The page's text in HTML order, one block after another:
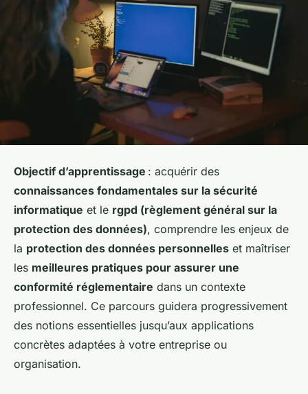
Objectif d’apprentissage : acquérir des
connaissances fondamentales sur la sécurité
informatique et le rgpd (règlement général sur la
protection des données), comprendre les enjeux de
la protection des données personnelles et maîtriser
les meilleures pratiques pour assurer une
conformité réglementaire dans un contexte
professionnel. Ce parcours guidera progressivement
des notions essentielles jusqu’aux applications
concrètes adaptées à votre entreprise ou
organisation.